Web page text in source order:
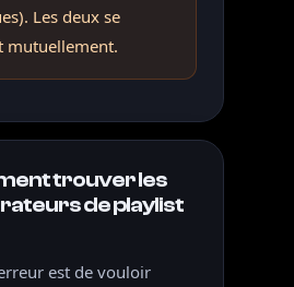
Les deux se
mutuellement.
trouver les
de playlist
est de vouloir